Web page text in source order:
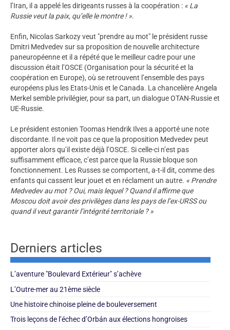
l’Iran, il a appelé les dirigeants russes à la coopération : «La
Russieveut la paix, qu’elle le montre ! ».
Enfin, Nicolas Sarkozy veut "prendre au mot" le président russe
Dmitri Medvedev sur sa proposition de nouvelle architecture
paneuropéenne et il a répété que le meilleur cadre pour une
discussion était l’OSCE (Organisation pour la sécurité et la
coopération en Europe), où se retrouvent l’ensemble des pays
européens plus les Etats-Unis et le Canada. La chancelière Angela
Merkel semble privilégier, pour sa part, un dialogue OTAN-Russie et
UE-Russie.
Le président estonien Toomas Hendrik Ilves a apporté une note
discordante. Il ne voit pas ce que la proposition Medvedev peut
apporter alors qu’il existe déjà l’OSCE. Si celle-ci n’est pas
suffisamment efficace, c’est parce que la Russie bloque son
fonctionnement. Les Russes se comportent, a-t-il dit, comme des
enfants qui cassent leur jouet et en réclament un autre. « Prendre
Medvedev au mot ? Oui, mais lequel ? Quand il affirme que
Moscou doit avoir des privilèges dans les pays de l’ex-URSS ou
quand il veut garantir l’intégrité territoriale ? »
Derniers articles
L’aventure "Boulevard Extérieur" s’achève
L’Outre-mer au 21ème siècle
Une histoire chinoise pleine de bouleversement
Trois leçons de l’échec d’Orbán aux élections hongroises